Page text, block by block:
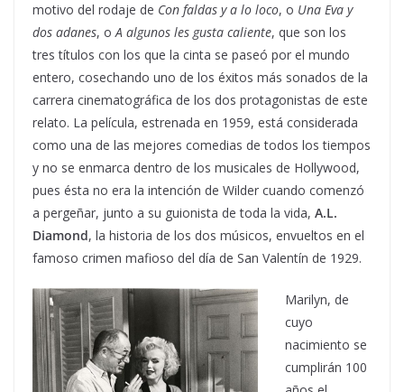
motivo del rodaje de Con faldas y a lo loco, o Una Eva y
dos adanes, oA algunos les gusta caliente, que son los
tres títulos con los que la cinta se paseó por el mundo
entero, cosechando uno de los éxitos más sonados de la
carrera cinematográfica de los dos protagonistas de este
relato. La película, estrenada en 1959, está considerada
como una de las mejores comedias de todos los tiempos
y no se enmarca dentro de los musicales de Hollywood,
pues ésta no era la intención de Wilder cuando comenzó
a pergeñar, junto a su guionista de toda la vida, A.L.
Diamond, la historia de los dos músicos, envueltos en el
famoso crimen mafioso del día de San Valentín de 1929.
Marilyn, de
cuyo
nacimiento se
cumplirán 100